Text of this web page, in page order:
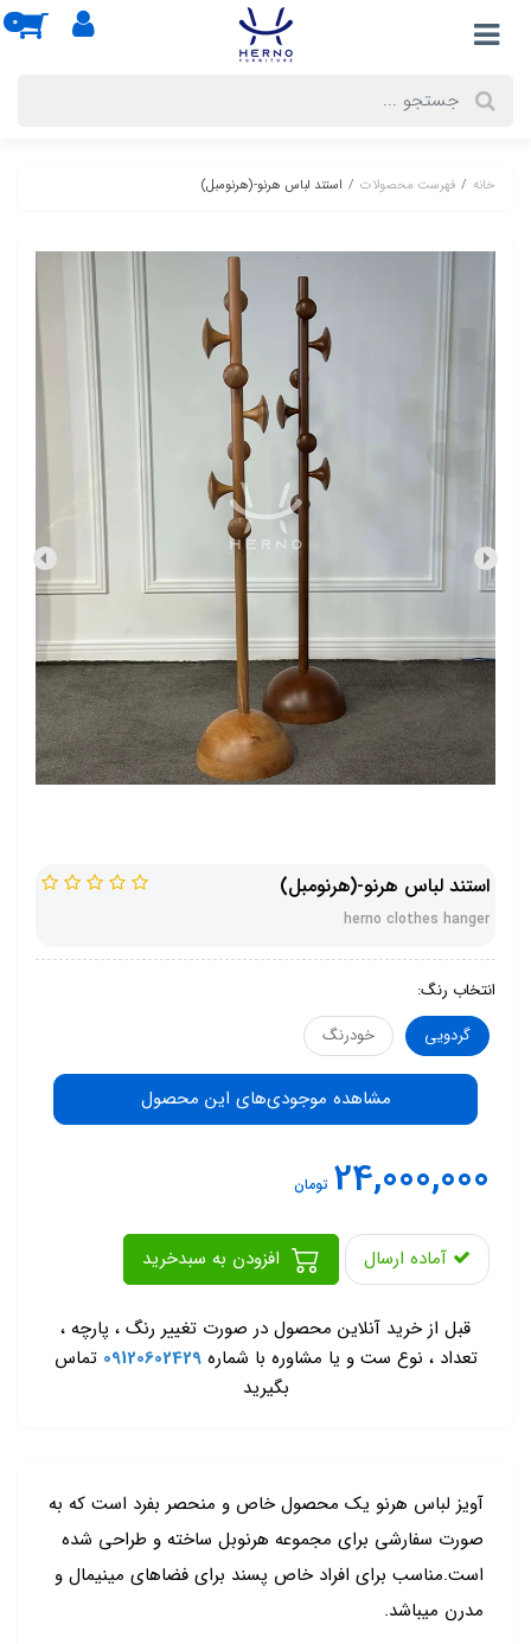
0
خانه فهرست محصولات استند لباس هرنو-(هرنومبل)
استند لباس هرنو-(هرنومبل)
herno clothes hanger
انتخاب رنگ:
گردویی
خودرنگ
مشاهده موجودی‌های این محصول
24,000,000 تومان
آماده ارسال
قبل از خرید آنلاین محصول در صورت تغییر رنگ ، پارچه ،
تعداد ، نوع ست و یا مشاوره با شماره09120602429 تماس
بگیرید
آویز لباس هرنو یک محصول خاص و منحصر بفرد است که به
صورت سفارشی برای مجموعه هرنوبل ساخته و طراحی شده
است.مناسب برای افراد خاص پسند برای فضاهای مینیمال و
مدرن میباشد.